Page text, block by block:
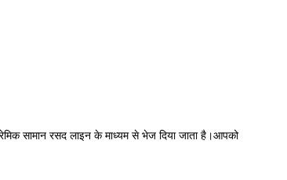
सामान रसद लाइन के माध्यम से भेज दिया जाता है।आपको